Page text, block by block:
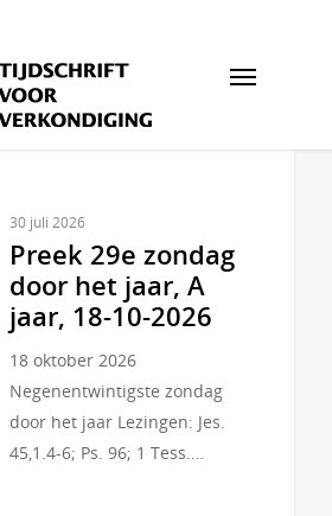
30 juli 2026
Preek 29e zondag
door het jaar, A
jaar, 18-10-2026
18 oktober 2026
Negenentwintigste zondag
door het jaar Lezingen: Jes.
45,1.4-6; Ps. 96; 1 Tess.…